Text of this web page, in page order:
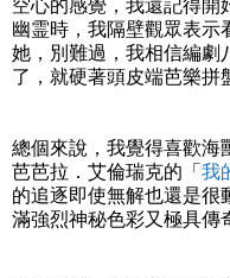
空心的感覺，我還記得開
幽霊時，我隔壁觀眾表
她，別難過，我相信編劇
了，就硬著頭皮端芭樂拼
總個來說，我覺得喜歡海
芭芭拉．艾倫瑞克的「 我
的追逐即使無解也還是很
滿強烈神秘色彩又極具傳